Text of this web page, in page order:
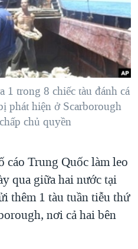
DẢI GAZA
HẠ 'BÊN THẮNG CUỘC'
VIỆT NAM
TẠI VIỆT NAM
PHỦ VIỆT NAM
TRỘM HẢI SÂM
1 trong 8 chiếc tàu đánh cá
phát hiện ở Scarborough
chủ quyền
Trung Quốc làm leo
qua giữa hai nước tại
thêm 1 tàu tuần tiễu thứ
nơi cả hai bên